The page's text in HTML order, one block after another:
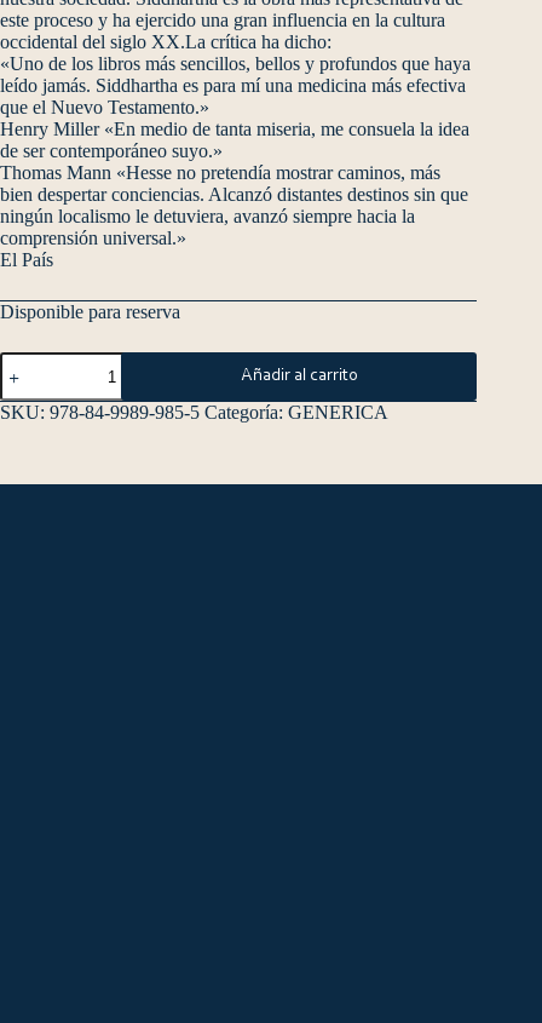
este proceso y ha ejercido una gran influencia en la cultura
occidental del siglo XX.La crítica ha dicho:
«Uno de los libros más sencillos, bellos y profundos que haya
leído jamás. Siddhartha es para mí una medicina más efectiva
que el Nuevo Testamento.»
Henry Miller «En medio de tanta miseria, me consuela la idea
de ser contemporáneo suyo.»
Thomas Mann «Hesse no pretendía mostrar caminos, más
bien despertar conciencias. Alcanzó distantes destinos sin que
ningún localismo le detuviera, avanzó siempre hacia la
comprensión universal.»
El País
Disponible para reserva
Añadir al carrito
SKU: 978-84-9989-985-5 Categoría: GENERICA